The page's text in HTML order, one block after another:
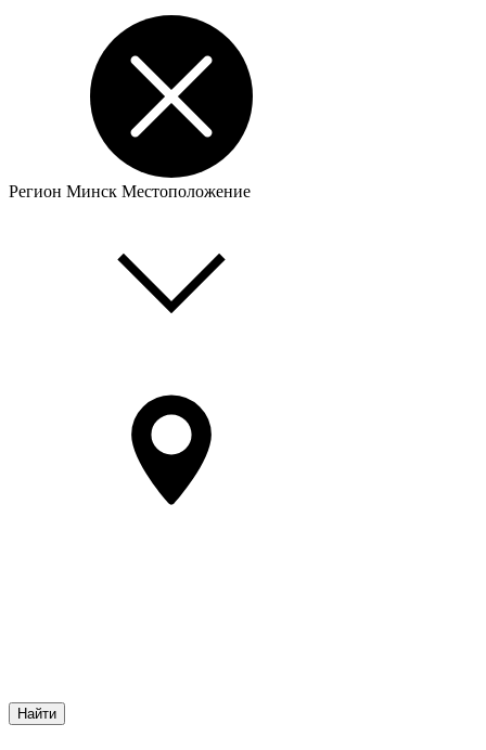
Регион Минск Местоположение